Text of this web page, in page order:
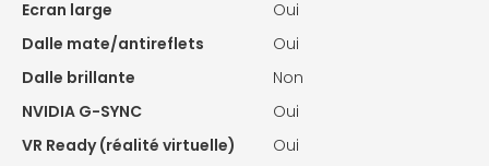
Ecran large
Oui
Dalle mate/antireflets
Oui
Dalle brillante
Non
NVIDIA G-SYNC
Oui
VR Ready (réalité virtuelle)
Oui